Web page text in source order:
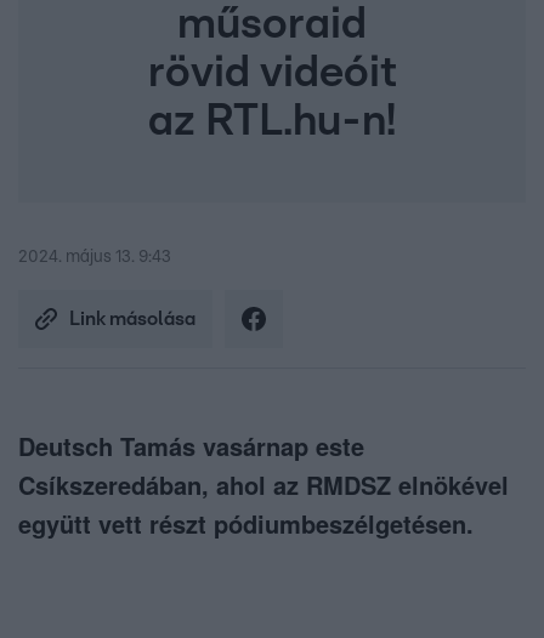
műsoraid
rövid videóit
az RTL.hu-n!
2024. május 13. 9:43
Link másolása
Deutsch Tamás vasárnap este
Csíkszeredában, ahol az RMDSZ elnökével
együtt vett részt pódiumbeszélgetésen.